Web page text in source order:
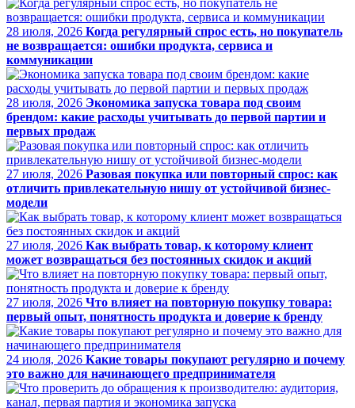
28 июля, 2026 Когда регулярный спрос есть, но покупатель
не возвращается: ошибки продукта, сервиса и
коммуникации
28 июля, 2026 Экономика запуска товара под своим
брендом: какие расходы учитывать до первой партии и
первых продаж
27 июля, 2026 Разовая покупка или повторный спрос: как
отличить привлекательную нишу от устойчивой бизнес-
модели
27 июля, 2026 Как выбрать товар, к которому клиент
может возвращаться без постоянных скидок и акций
27 июля, 2026 Что влияет на повторную покупку товара:
первый опыт, понятность продукта и доверие к бренду
24 июля, 2026 Какие товары покупают регулярно и почему
это важно для начинающего предпринимателя